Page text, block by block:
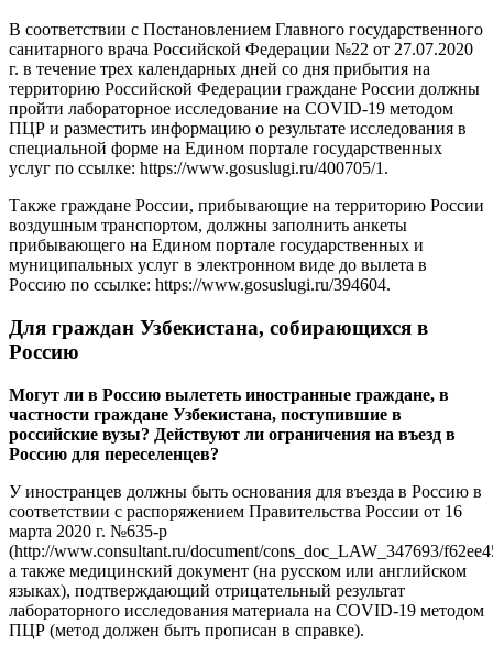
В соответствии с Постановлением Главного государственного
санитарного врача Российской Федерации №22 от 27.07.2020
г. в течение трех календарных дней со дня прибытия на
территорию Российской Федерации граждане России должны
пройти лабораторное исследование на COVID-19 методом
ПЦР и разместить информацию о результате исследования в
специальной форме на Едином портале государственных
услуг по ссылке: https://www.gosuslugi.ru/400705/1.
Также граждане России, прибывающие на территорию России
воздушным транспортом, должны заполнить анкеты
прибывающего на Едином портале государственных и
муниципальных услуг в электронном виде до вылета в
Россию по ссылке: https://www.gosuslugi.ru/394604.
Для граждан Узбекистана, собирающихся в
Россию
Могут ли в Россию вылететь иностранные граждане, в
частности граждане Узбекистана, поступившие в
российские вузы? Действуют ли ограничения на въезд в
Россию для переселенцев?
У иностранцев должны быть основания для въезда в Россию в
соответствии с распоряжением Правительства России от 16
марта 2020 г. №635-р
(http://www.consultant.ru/document/cons_doc_LAW_347693/
а также медицинский документ (на русском или английском
языках), подтверждающий отрицательный результат
лабораторного исследования материала на COVID-19 методом
ПЦР (метод должен быть прописан в справке).